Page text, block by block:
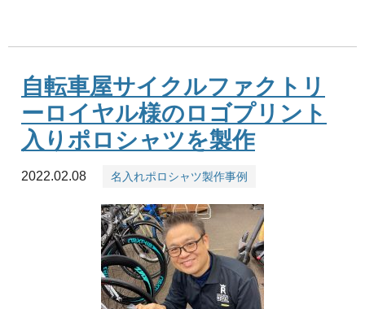
自転車屋サイクルファクトリ
ーロイヤル様のロゴプリント
入りポロシャツを製作
2022.02.08 名入れポロシャツ製作事例